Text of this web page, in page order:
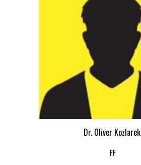
Dr. Oliver Kozlarek
FF